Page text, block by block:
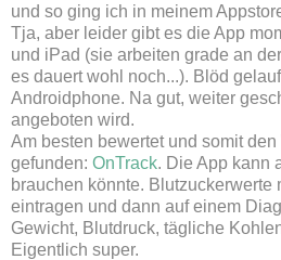
und so ging ich in meinem
Tja, aber leider gibt es die App
und iPad (sie arbeiten grade an
es dauert wohl noch...). Blöd
Androidphone. Na gut, weiter
angeboten wird.
Am besten bewertet und somit
gefunden: OnTrack. Die App kann
brauchen könnte. Blutzuckerwerte
eintragen und dann auf einem
Gewicht, Blutdruck, tägliche
Eigentlich super.